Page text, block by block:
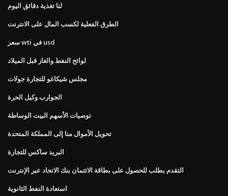
لنا تغذية دقائق اليوم
الطرق الفعلية لكسب المال على الانترنت
سعر wti في usd
لوائح النفط والغاز قبل الميلاد
مجلس شيكاغو للتجارة جولات
الجوارب وكيل الحرة
توصيات الأسهم البيت الوساطة
تحويل الأموال منا إلى المملكة المتحدة
البريد ساكس للتجارة
التقدم بطلب للحصول على بطاقة الائتمان بنك الاتحاد عبر الإنترنت
استعادة النفط الثانوية